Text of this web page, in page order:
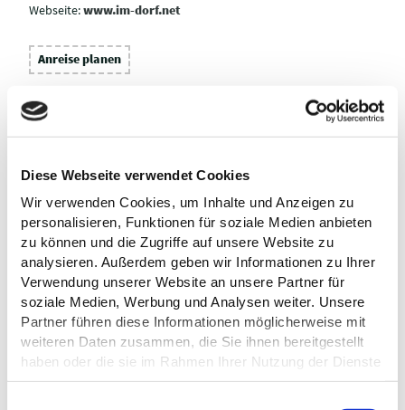
Diese Webseite verwendet Cookies
Wir verwenden Cookies, um Inhalte und Anzeigen zu
personalisieren, Funktionen für soziale Medien anbieten
zu können und die Zugriffe auf unsere Website zu
analysieren. Außerdem geben wir Informationen zu Ihrer
Verwendung unserer Website an unsere Partner für
soziale Medien, Werbung und Analysen weiter. Unsere
Partner führen diese Informationen möglicherweise mit
weiteren Daten zusammen, die Sie ihnen bereitgestellt
haben oder die sie im Rahmen Ihrer Nutzung der Dienste
gesammelt haben.
Webseite:www.im-dorf.net
Anreise planen